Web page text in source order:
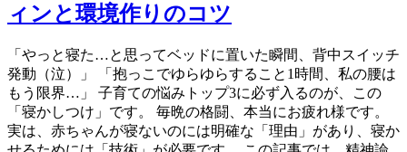
ィンと環境作りのコツ
「やっと寝た…と思ってベッドに置いた瞬間、背中スイッチ
発動（泣）」 「抱っこでゆらゆらすること1時間、私の腰は
もう限界…」 子育ての悩みトップ3に必ず入るのが、この
「寝かしつけ」です。 毎晩の格闘、本当にお疲れ様です。
実は、赤ちゃんが寝ないのには明確な「理由」があり、寝か